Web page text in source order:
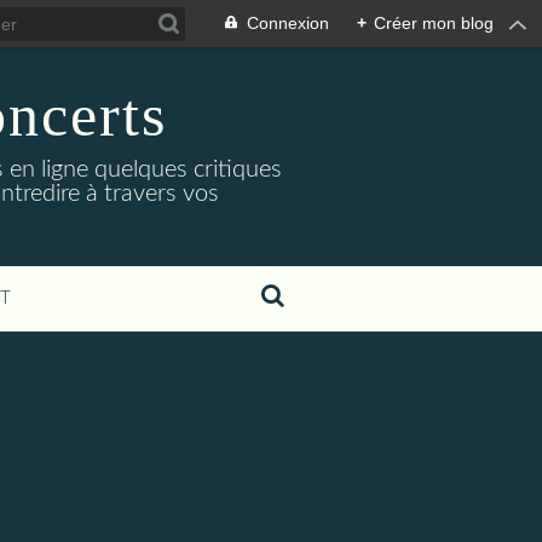
Connexion + Créer mon blog
ligne quelques critiques
à travers vos